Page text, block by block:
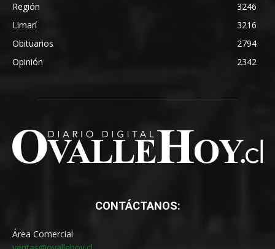
Región
3246
Limarí
3216
Obituarios
2794
Opinión
2342
CONTÁCTANOS:
Área Comercial